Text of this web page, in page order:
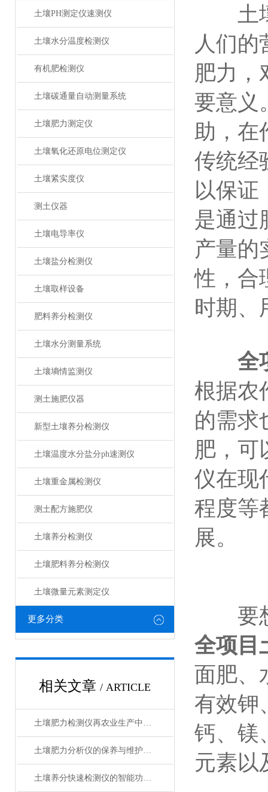
土壤PH测定仪速测仪
土壤水分温度检测仪
有机肥检测仪
土壤碳通量自动测量系统
土壤肥力测定仪
土壤氧化还原电位测定仪
土壤紧实度仪
测土仪器
土壤电导率仪
土壤盐分检测仪
土壤取样设备
肥料养分检测仪
土壤水分测量系统
土壤墒情监测仪
测土施肥仪器
新型土壤养分检测仪
土壤温度水分盐分ph速测仪
土壤重金属检测仪
测土配方施肥仪
土壤养分检测仪
土壤肥料养分检测仪​
土壤微量元素测定仪
更多分类
相关文章 / ARTICLE
土壤肥力检测仪再农业生产中的应用
土壤肥力分析仪的保养与维护方法
土壤养分快速检测仪的智能功能特点
土壤
人们的
肥力，
要意义
助，在
传统经
以保证
是通过
产量的
性，合
时期、
全
根据农
的需求
肥，可
仪在现
程度等
展。
要想
全项目
面肥、
有效钾
钙、镁
元素以